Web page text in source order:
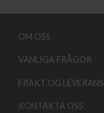
OM OSS
VANLIGA FRÅGOR
FRAKT OG LEVERANS
KONTAKTA OSS